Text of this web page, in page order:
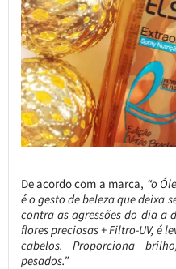
De acordo com a marca, “o
é o gesto de beleza que deixa
contra as agressões do dia a
flores preciosas + Filtro-UV, é
cabelos. Proporciona
pesados.”